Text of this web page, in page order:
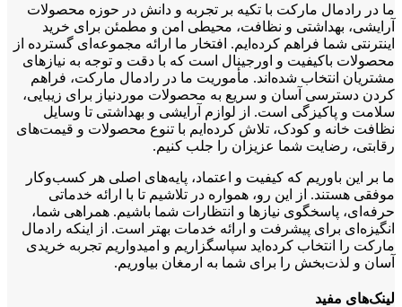
ما در رادمال مارکت با تکیه بر تجربه و دانش در حوزه محصولات
آرایشی، بهداشتی و نظافت، محیطی امن و مطمئن برای خرید
اینترنتی شما فراهم کرده‌ایم. افتخار ما ارائه مجموعه‌ای گسترده از
محصولات باکیفیت و اورجینال است که با دقت و توجه به نیازهای
مشتریان انتخاب شده‌اند. مأموریت ما در رادمال مارکت، فراهم
کردن دسترسی آسان و سریع به محصولات موردنیاز برای زیبایی،
سلامت و پاکیزگی است. از لوازم آرایشی و بهداشتی تا وسایل
نظافت خانه و کودک، تلاش کرده‌ایم با تنوع محصولات و قیمت‌های
رقابتی، رضایت شما عزیزان را جلب کنیم.
ما بر این باوریم که کیفیت و اعتماد، پایه‌های اصلی هر کسب‌وکار
موفقی هستند. از این رو، همواره در تلاشیم تا با ارائه خدماتی
حرفه‌ای، پاسخگوی نیازها و انتظارات شما باشیم. همراهی شما،
انگیزه‌ای برای پیشرفت و ارائه خدمات بهتر است. از اینکه رادمال
مارکت را انتخاب کرده‌اید سپاسگزاریم و امیدواریم تجربه خریدی
آسان و لذت‌بخش را برای شما به ارمغان بیاوریم.
لینک‌های مفید